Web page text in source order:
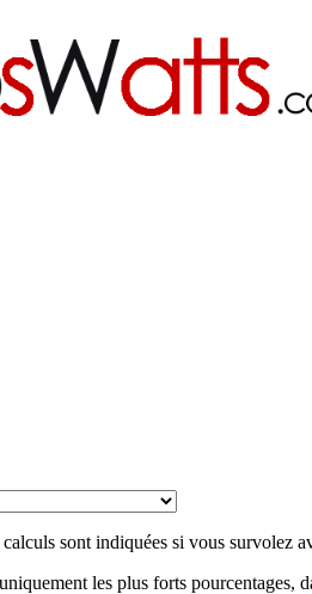
calculs sont indiquées si vous survolez
les plus forts pourcentages,